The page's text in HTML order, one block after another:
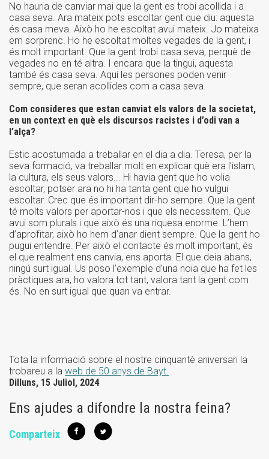
No hauria de canviar mai que la gent es trobi acollida i a
casa seva. Ara mateix pots escoltar gent que diu: aquesta
és casa meva. Això ho he escoltat avui mateix. Jo mateixa
em sorprenc. Ho he escoltat moltes vegades de la gent, i
és molt important. Que la gent trobi casa seva, perquè de
vegades no en té altra. I encara que la tingui, aquesta
també és casa seva. Aquí les persones poden venir
sempre, que seran acollides com a casa seva.
Com consideres que estan canviat els valors de la societat,
en un context en què els discursos racistes i d’odi van a
l’alça?
Estic acostumada a treballar en el dia a dia. Teresa, per la
seva formació, va treballar molt en explicar què era l’islam,
la cultura, els seus valors... Hi havia gent que ho volia
escoltar, potser ara no hi ha tanta gent que ho vulgui
escoltar. Crec que és important dir-ho sempre. Que la gent
té molts valors per aportar-nos i que els necessitem. Que
avui som plurals i que això és una riquesa enorme. L’hem
d’aprofitar, això ho hem d’anar dient sempre. Que la gent ho
pugui entendre. Per això el contacte és molt important, és
el que realment ens canvia, ens aporta. El que deia abans,
ningú surt igual. Us poso l’exemple d’una noia que ha fet les
pràctiques ara, ho valora tot tant, valora tant la gent com
és. No en surt igual que quan va entrar.
Tota la informació sobre el nostre cinquantè aniversari la
trobareu a la web de 50 anys de Bayt.
Dilluns, 15 Juliol, 2024
Ens ajudes a difondre la nostra feina?
Comparteix